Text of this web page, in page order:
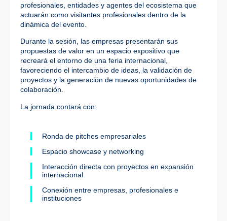
profesionales, entidades y agentes del ecosistema que
actuarán como visitantes profesionales dentro de la
dinámica del evento.
Durante la sesión, las empresas presentarán sus
propuestas de valor en un espacio expositivo que
recreará el entorno de una feria internacional,
favoreciendo el intercambio de ideas, la validación de
proyectos y la generación de nuevas oportunidades de
colaboración.
La jornada contará con:
Ronda de pitches empresariales
Espacio showcase y networking
Interacción directa con proyectos en expansión
internacional
Conexión entre empresas, profesionales e
instituciones